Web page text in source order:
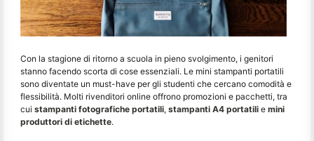
Con la stagione di ritorno a scuola in pieno svolgimento, i genitori
stanno facendo scorta di cose essenziali. Le mini stampanti portatili
sono diventate un must-have per gli studenti che cercano comodità e
flessibilità. Molti rivenditori online offrono promozioni e pacchetti, tra
cui stampanti fotografiche portatili, stampanti A4 portatili e mini
produttori di etichette.